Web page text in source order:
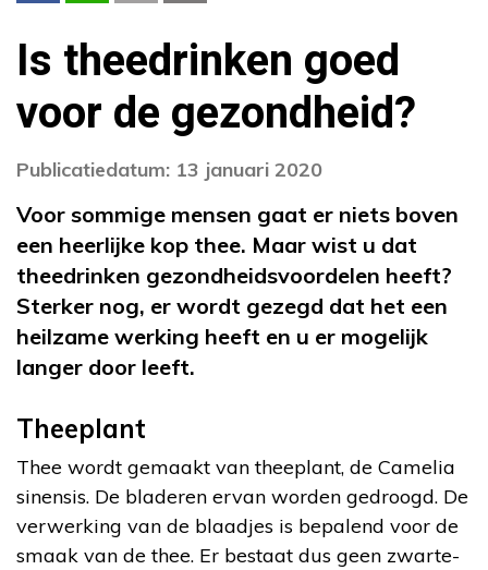
Is theedrinken goed
voor de gezondheid?
Publicatiedatum: 13 januari 2020
Voor sommige mensen gaat er niets boven
een heerlijke kop thee. Maar wist u dat
theedrinken gezondheidsvoordelen heeft?
Sterker nog, er wordt gezegd dat het een
heilzame werking heeft en u er mogelijk
langer door leeft.
Theeplant
Thee wordt gemaakt van theeplant, de Camelia
sinensis. De bladeren ervan worden gedroogd. De
verwerking van de blaadjes is bepalend voor de
smaak van de thee. Er bestaat dus geen zwarte-